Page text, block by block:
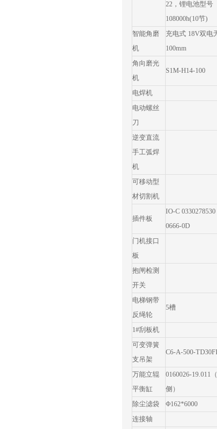
22，锂电池型号
108000h(10节)
智能角磨
机
充电式 18V双电
100mm
角向磨光
机
S1M-H14-100
电焊机
电动螺丝
刀
逆变直流
手工弧焊
机
可移动型
材切割机
插件板
IO-C 0330278530
0666-0D
门机接口
板
抱闸检测
开关
电梯钢带
反绳轮
5槽
1#刮板机
可变弹簧
支吊架
C6-A-500-
万能立辊
平衡缸
0160026-19.011
侧）
除尘滤袋 Φ162*6000
连接轴